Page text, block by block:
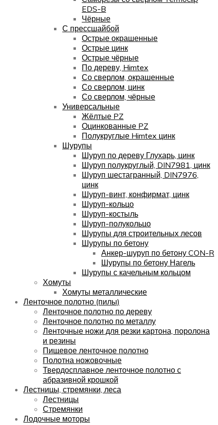
EDS-B
Чёрные
С прессшайбой
Острые окрашенные
Острые цинк
Острые чёрные
По дереву, Himtex
Со сверлом, окрашенные
Со сверлом, цинк
Со сверлом, чёрные
Универсальные
Жёлтые PZ
Оцинкованные PZ
Полукруглые Himtex цинк
Шурупы
Шуруп по дереву Глухарь, цинк
Шуруп полукруглый, DIN7981, цинк
Шуруп шестагранный, DIN7976,
цинк
Шуруп-винт, конфирмат, цинк
Шуруп-кольцо
Шуруп-костыль
Шуруп-полукольцо
Шурупы для строительных лесов
Шурупы по бетону
Анкер-шуруп по бетону CON-R
Шурупы по бетону Нагель
Шурупы с качельным кольцом
Хомуты
Хомуты металлические
Ленточное полотно (пилы)
Ленточное полотно по дереву
Ленточное полотно по металлу
Ленточные ножи для резки картона, поролона
и резины
Пищевое ленточное полотно
Полотна ножовочные
Твердосплавное ленточное полотно с
абразивной крошкой
Лестницы, стремянки, леса
Лестницы
Стремянки
Лодочные моторы